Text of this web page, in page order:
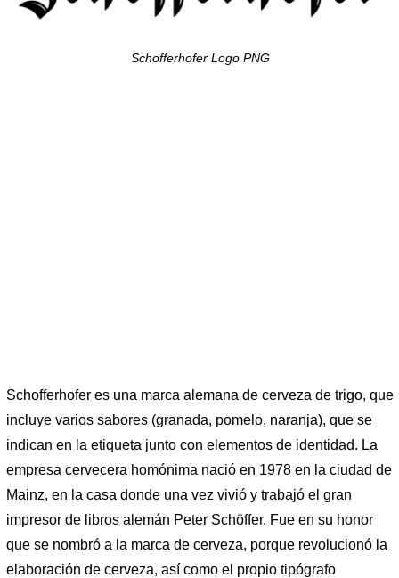
Schofferhofer Logo PNG
Schofferhofer es una marca alemana de cerveza de trigo, que
incluye varios sabores (granada, pomelo, naranja), que se
indican en la etiqueta junto con elementos de identidad. La
empresa cervecera homónima nació en 1978 en la ciudad de
Mainz, en la casa donde una vez vivió y trabajó el gran
impresor de libros alemán Peter Schöffer. Fue en su honor
que se nombró a la marca de cerveza, porque revolucionó la
elaboración de cerveza, así como el propio tipógrafo